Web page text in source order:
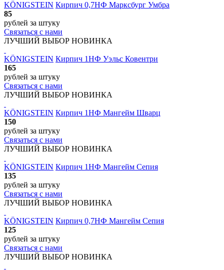
KÖNIGSTEIN Кирпич 0,7НФ Марксбург Умбра
85
рублей за штуку
Связаться с нами
ЛУЧШИЙ ВЫБОР НОВИНКА
KÖNIGSTEIN Кирпич 1НФ Уэльс Ковентри
165
рублей за штуку
Связаться с нами
ЛУЧШИЙ ВЫБОР НОВИНКА
KÖNIGSTEIN Кирпич 1НФ Мангейм Шварц
150
рублей за штуку
Связаться с нами
ЛУЧШИЙ ВЫБОР НОВИНКА
KÖNIGSTEIN Кирпич 1НФ Мангейм Сепия
135
рублей за штуку
Связаться с нами
ЛУЧШИЙ ВЫБОР НОВИНКА
KÖNIGSTEIN Кирпич 0,7НФ Мангейм Сепия
125
рублей за штуку
Связаться с нами
ЛУЧШИЙ ВЫБОР НОВИНКА